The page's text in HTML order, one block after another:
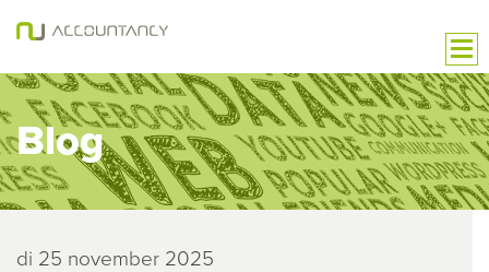
Blog
di 25 november 2025